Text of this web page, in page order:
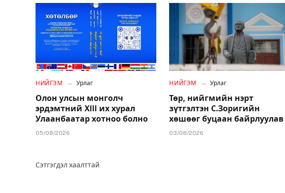
НИЙГЭМ Урлаг
Олон улсын монголч
эрдэмтний XIII их хурал
Улаанбаатар хотноо болно
05/08/2026
НИЙГЭМ Урлаг
Төр, нийгмийн нэрт
зүтгэлтэн С.Зоригийн
хөшөөг буцаан байрлуулав
03/08/2026
Сэтгэгдэл хаалттай